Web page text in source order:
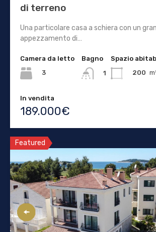
di terreno
Una particolare casa a schiera con un
appezzamento di…
Camera da letto
3
Bagno
1
Spazio
200
In vendita
189.000€
Featured